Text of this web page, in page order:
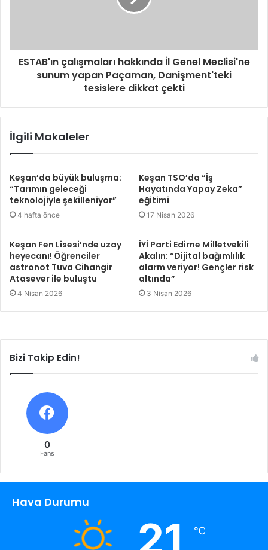
ESTAB'ın çalışmaları hakkında İl Genel Meclisi'ne
sunum yapan Paçaman, Danişment'teki
tesislere dikkat çekti
İlgili Makaleler
Keşan’da büyük buluşma:
“Tarımın geleceği
teknolojiyle şekilleniyor”
4 hafta önce
Keşan TSO’da “İş
Hayatında Yapay Zeka”
eğitimi
17 Nisan 2026
Keşan Fen Lisesi’nde uzay
heyecanı! Öğrenciler
astronot Tuva Cihangir
Atasever ile buluştu
4 Nisan 2026
İYİ Parti Edirne Milletvekili
Akalın: “Dijital bağımlılık
alarm veriyor! Gençler risk
altında”
3 Nisan 2026
Bizi Takip Edin!
0
Fans
Hava Durumu
21 ℃